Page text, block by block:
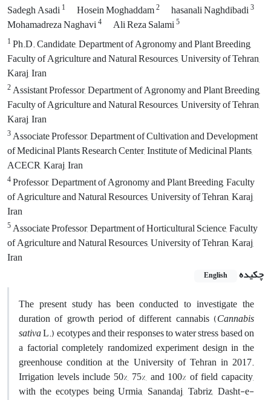
Sadegh Asadi1 Hosein Moghaddam2 hasanali Naghdibadi3
Mohamadreza Naghavi4 Ali Reza Salami5
1Ph.D. Candidate, Department of Agronomy and Plant Breeding,
Faculty of Agriculture and Natural Resources, University of Tehran,
Karaj, Iran
2Assistant Professor, Department of Agronomy and Plant Breeding,
Faculty of Agriculture and Natural Resources, University of Tehran,
Karaj, Iran
3Associate Professor, Department of Cultivation and Development
of Medicinal Plants Research Center, Institute of Medicinal Plants,
ACECR, Karaj, Iran
4Professor, Department of Agronomy and Plant Breeding, Faculty
of Agriculture and Natural Resources, University of Tehran, Karaj,
Iran
5Associate Professor, Department of Horticultural Science, Faculty
of Agriculture and Natural Resources, University of Tehran, Karaj,
Iran
چکیده
English
The present study has been conducted to investigate the
duration of growth period of different cannabis (Cannabis
sativaL.) ecotypes and their responses to water stress based on
a factorial completely randomized experiment design in the
greenhouse condition at the University of Tehran in 2017.
Irrigation levels include 50%, 75%, and 100% of field capacity,
with the ecotypes being Urmia, Sanandaj, Tabriz, Dasht-e-